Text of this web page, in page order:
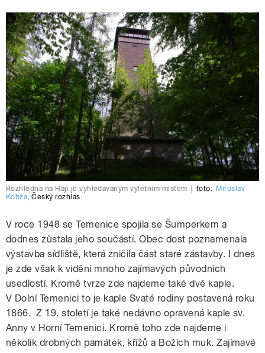
Rozhledna na Háji je vyhledávaným výletním místem foto: Miroslav
Kobza ,Český rozhlas
V roce 1948 se Temenice spojila se Šumperkem a
dodnes zůstala jeho součástí. Obec dost poznamenala
výstavba sídliště, která zničila část staré zástavby. I dnes
je zde však k vidění mnoho zajímavých původních
usedlostí. Kromě tvrze zde najdeme také dvě kaple.
V Dolní Temenici to je kaple Svaté rodiny postavená roku
1866. Z 19. století je také nedávno opravená kaple sv.
Anny v Horní Temenici. Kromě toho zde najdeme i
několik drobných památek, křížů a Božích muk. Zajímavé